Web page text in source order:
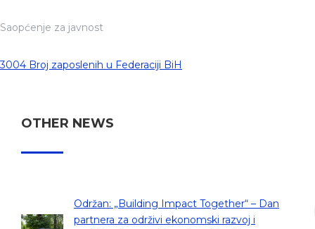
Saopćenje za javnost
3004 Broj zaposlenih u Federaciji BiH
OTHER NEWS
Održan: „Building Impact Together“ – Dan
partnera za održivi ekonomski razvoj i